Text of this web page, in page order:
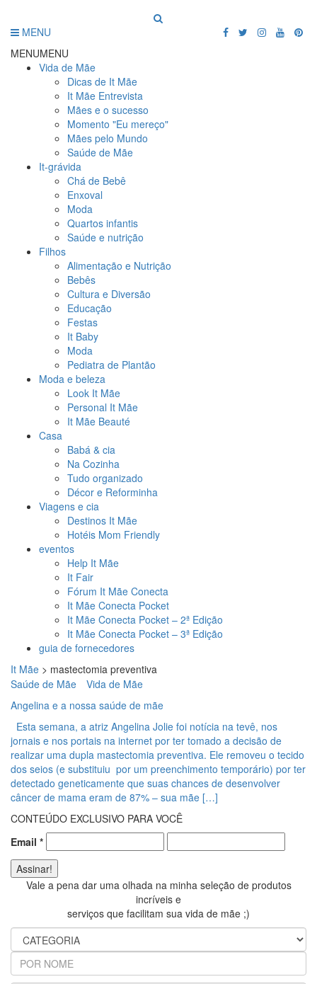
MENU
MENUMENU
Vida de Mãe
Dicas de It Mãe
It Mãe Entrevista
Mães e o sucesso
Momento "Eu mereço"
Mães pelo Mundo
Saúde de Mãe
It-grávida
Chá de Bebê
Enxoval
Moda
Quartos infantis
Saúde e nutrição
Filhos
Alimentação e Nutrição
Bebês
Cultura e Diversão
Educação
Festas
It Baby
Moda
Pediatra de Plantão
Moda e beleza
Look It Mãe
Personal It Mãe
It Mãe Beauté
Casa
Babá & cia
Na Cozinha
Tudo organizado
Décor e Reforminha
Viagens e cia
Destinos It Mãe
Hotéis Mom Friendly
eventos
Help It Mãe
It Fair
Fórum It Mãe Conecta
It Mãe Conecta Pocket
It Mãe Conecta Pocket – 2ª Edição
It Mãe Conecta Pocket – 3ª Edição
guia de fornecedores
It Mãe > mastectomia preventiva
Saúde de Mãe
Vida de Mãe
Angelina e a nossa saúde de mãe
Esta semana, a atriz Angelina Jolie foi notícia na tevê, nos
jornais e nos portais na internet por ter tomado a decisão de
realizar uma dupla mastectomia preventiva. Ele removeu o tecido
dos seios (e substituiu por um preenchimento temporário) por ter
detectado geneticamente que suas chances de desenvolver
câncer de mama eram de 87% – sua mãe […]
CONTEÚDO EXCLUSIVO PARA VOCÊ
Email *
Vale a pena dar uma olhada na minha seleção de produtos
incríveis e
serviços que facilitam sua vida de mãe ;)